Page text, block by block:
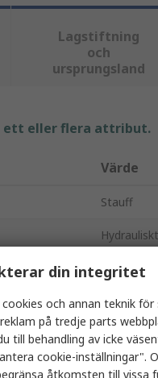
Lagstiftning
och
ursprungsland
ett eller flera attribut.
Värde
Stauff
101mm
Polyeten
10μm
Nej
din integritet
cookies och annan teknik
på tredje parts
till behandling av icke
cookie-inställningar".
åtkomsten till vissa